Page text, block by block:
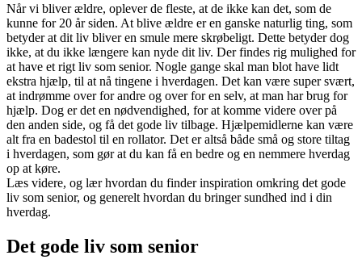
Når vi bliver ældre, oplever de fleste, at de ikke kan det, som de
kunne for 20 år siden. At blive ældre er en ganske naturlig ting, som
betyder at dit liv bliver en smule mere skrøbeligt. Dette betyder dog
ikke, at du ikke længere kan nyde dit liv. Der findes rig mulighed for
at have et rigt liv som senior. Nogle gange skal man blot have lidt
ekstra hjælp, til at nå tingene i hverdagen. Det kan være super svært,
at indrømme over for andre og over for en selv, at man har brug for
hjælp. Dog er det en nødvendighed, for at komme videre over på
den anden side, og få det gode liv tilbage. Hjælpemidlerne kan være
alt fra en badestol til en rollator. Det er altså både små og store tiltag
i hverdagen, som gør at du kan få en bedre og en nemmere hverdag
op at køre.
Læs videre, og lær hvordan du finder inspiration omkring det gode
liv som senior, og generelt hvordan du bringer sundhed ind i din
hverdag.
Det gode liv som senior